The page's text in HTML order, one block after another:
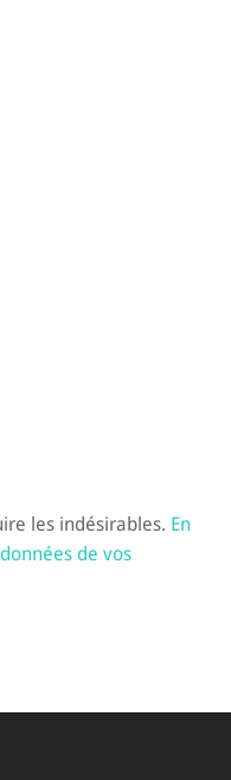
les indésirables. En
de vos